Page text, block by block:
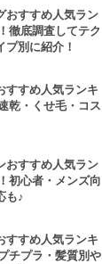
おすすめ人気ラン
徹底調査してテク
プ別に紹介！
すすめ人気ランキ
乾・くせ毛・コス
おすすめ人気ラン
初心者・メンズ向
も♪
すすめ人気ランキ
チプラ・髪質別や